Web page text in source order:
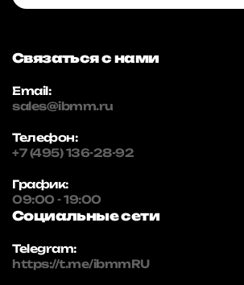
Связаться с нами
Email:
sales@ibmm.ru
Телефон:
+7 (495) 136-28-92
График:
09:00 - 19:00
Социальные сети
Telegram:
https://t.me/ibmmRU